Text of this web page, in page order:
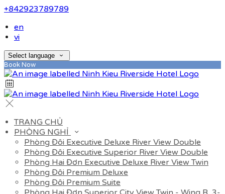
+842923789789
en
vi
Select language
Book Now
TRANG CHỦ
PHÒNG NGHỈ
Phòng Đôi Executive Deluxe River View Double
Phòng Đôi Executive Superior River View Double
Phòng Hai Đơn Executive Deluxe River View Twin
Phòng Đôi Premium Deluxe
Phòng Đôi Premium Suite